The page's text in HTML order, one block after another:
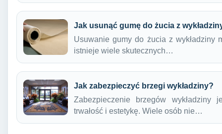
Jak usunąć gumę do żucia z
Usuwanie gumy do żucia z wykładziny
istnieje wiele skutecznych…
Jak zabezpieczyć brzegi wykładziny?
Zabezpieczenie brzegów
trwałość i estetykę. Wiele osób nie…